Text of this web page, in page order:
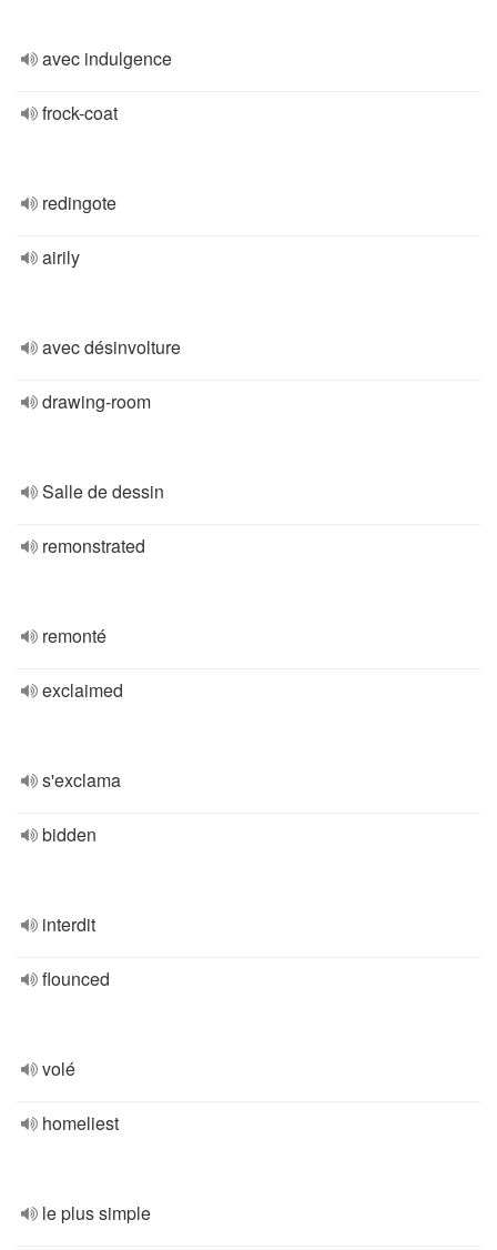
avec indulgence
frock-coat
redingote
airily
avec désinvolture
drawing-room
Salle de dessin
remonstrated
remonté
exclaimed
s'exclama
bidden
interdit
flounced
volé
homeliest
le plus simple